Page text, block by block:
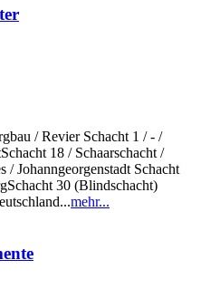
/ Revier Schacht 1 / - /
18 / Schaarschacht /
/ Johanngeorgenstadt Schacht
30 (Blindschacht)
mehr...